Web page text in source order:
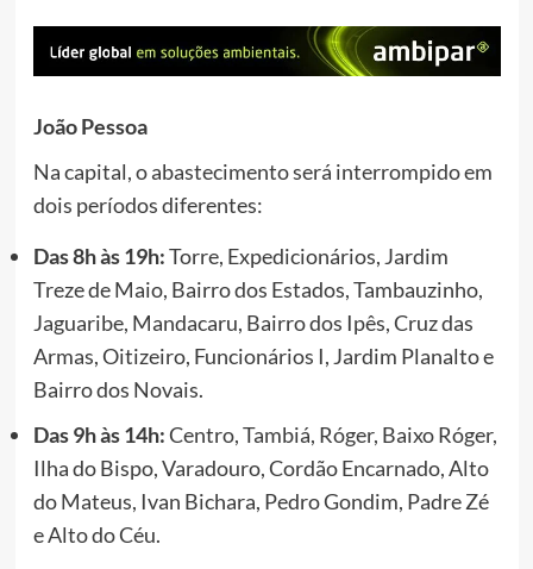
João Pessoa
Na capital, o abastecimento será interrompido em
dois períodos diferentes:
Das 8h às 19h:Torre, Expedicionários, Jardim
Treze de Maio, Bairro dos Estados, Tambauzinho,
Jaguaribe, Mandacaru, Bairro dos Ipês, Cruz das
Armas, Oitizeiro, Funcionários I, Jardim Planalto e
Bairro dos Novais.
Das 9h às 14h:Centro, Tambiá, Róger, Baixo Róger,
Ilha do Bispo, Varadouro, Cordão Encarnado, Alto
do Mateus, Ivan Bichara, Pedro Gondim, Padre Zé
e Alto do Céu.